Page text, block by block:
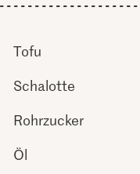
Tofu
Schalotte
Rohrzucker
Öl